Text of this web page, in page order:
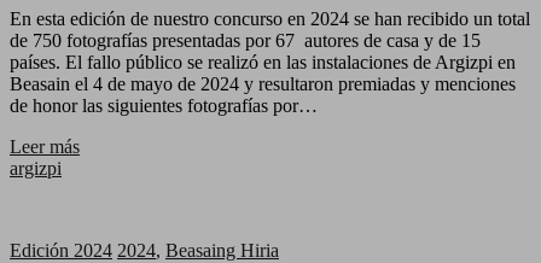
En esta edición de nuestro concurso en 2024 se han recibido un total
de 750 fotografías presentadas por 67 autores de casa y de 15
países. El fallo público se realizó en las instalaciones de Argizpi en
Beasain el 4 de mayo de 2024 y resultaron premiadas y menciones
de honor las siguientes fotografías por…
Leer más
argizpi
Edición 2024 2024, Beasaing Hiria